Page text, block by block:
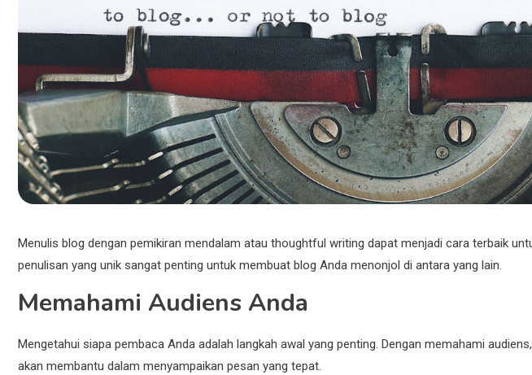
Menulis blog dengan pemikiran mendalam atau thoughtful writing dapat menjadi cara terbaik
penulisan yang unik sangat penting untuk membuat blog Anda menonjol di antara yang lain.
Memahami Audiens Anda
Mengetahui siapa pembaca Anda adalah langkah awal yang penting. Dengan memahami
akan membantu dalam menyampaikan pesan yang tepat.